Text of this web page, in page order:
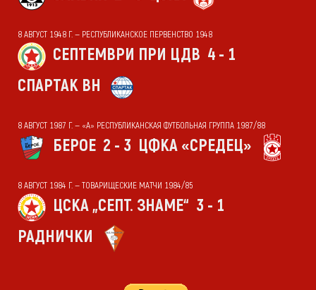
8 АВГУСТ 1948 Г. — РЕСПУБЛИКАНСКОЕ ПЕРВЕНСТВО 1948
СЕПТЕМВРИ ПРИ ЦДВ 4 - 1
СПАРТАК ВН
8 АВГУСТ 1987 Г. — «А» РЕСПУБЛИКАНСКАЯ ФУТБОЛЬНАЯ ГРУППА 1987/88
БЕРОЕ 2 - 3 ЦФКА «СРЕДЕЦ»
8 АВГУСТ 1984 Г. — ТОВАРИЩЕСКИЕ МАТЧИ 1984/85
ЦСКА „СЕПТ. ЗНАМЕ“ 3 - 1
РАДНИЧКИ